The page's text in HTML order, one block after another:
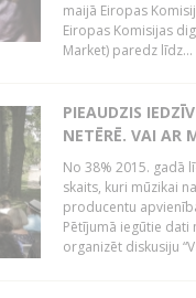
maijā Eiropas
Eiropas Komisijas
Market) paredz līdz...
PIEAUDZIS
NETĒRĒ. VAI AR
No 38% 2015. gadā
skaits, kuri mūzikai
producentu
Pētījumā iegūtie dati
organizēt diskusiju